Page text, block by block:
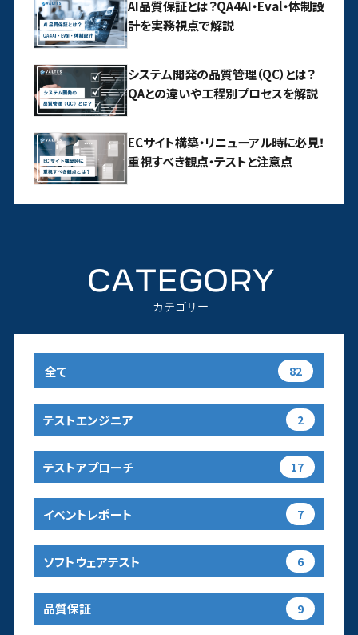
AI品質保証とは？QA4AI・Eval・体制設
計を実務視点で解説
システム開発の品質管理（QC）とは？
QAとの違いや工程別プロセスを解説
ECサイト構築・リニューアル時に必見！
重視すべき観点・テストと注意点
CATEGORY
カテゴリー
全て 82
テストエンジニア 2
テストアプローチ 17
イベントレポート 7
ソフトウェアテスト 6
品質保証 9